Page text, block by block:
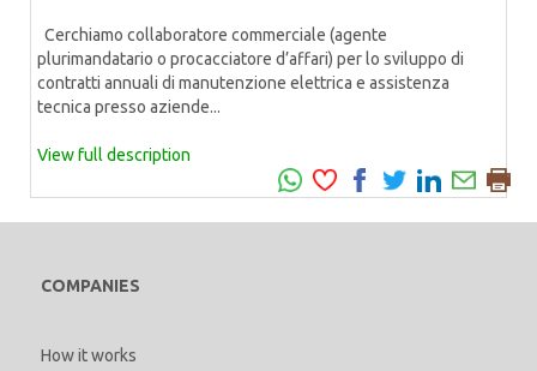
Cerchiamo collaboratore commerciale (agente
plurimandatario o procacciatore d’affari) per lo sviluppo di
contratti annuali di manutenzione elettrica e assistenza
tecnica presso aziende...
View full description
COMPANIES
How it works